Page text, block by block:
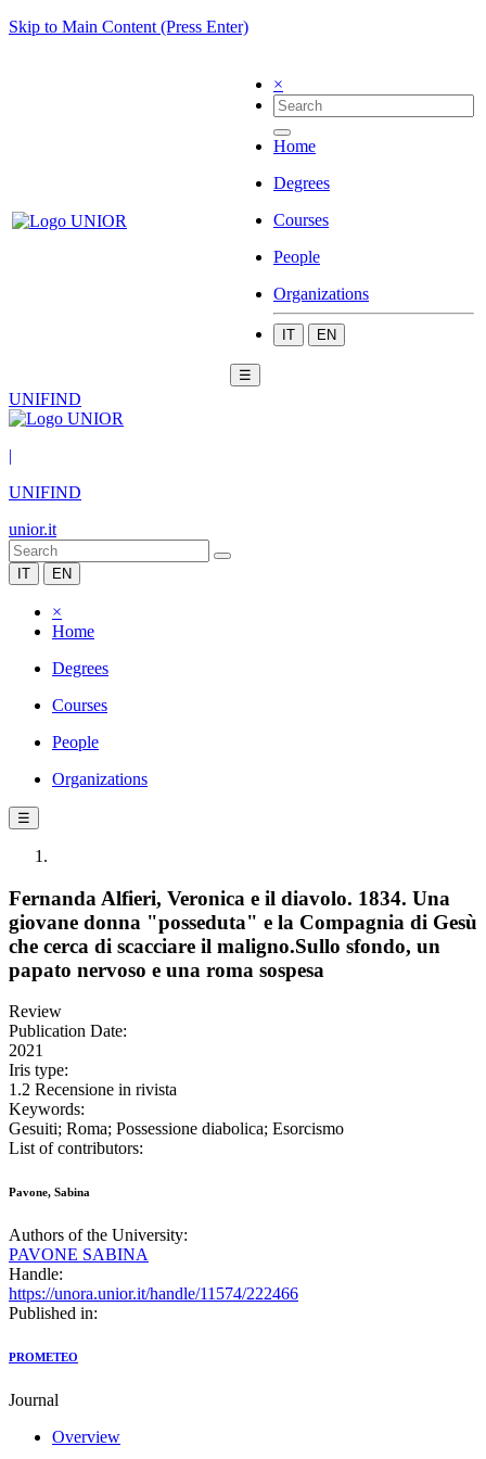
Skip to Main Content (Press Enter)
×
Home
Degrees
Courses
People
Organizations
IT EN
☰
UNIFIND
|
UNIFIND
unior.it
IT EN
×
Home
Degrees
Courses
People
Organizations
☰
Fernanda Alfieri, Veronica e il diavolo. 1834. Una
giovane donna "posseduta" e la Compagnia di Gesù
che cerca di scacciare il maligno.Sullo sfondo, un
papato nervoso e una roma sospesa
Review
Publication Date:
2021
Iris type:
1.2 Recensione in rivista
Keywords:
Gesuiti; Roma; Possessione diabolica; Esorcismo
List of contributors:
Pavone, Sabina
Authors of the University:
PAVONE SABINA
Handle:
https://unora.unior.it/handle/11574/222466
Published in:
PROMETEO
Journal
Overview